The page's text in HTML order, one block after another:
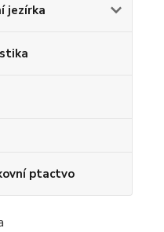
jezírka
ptactvo